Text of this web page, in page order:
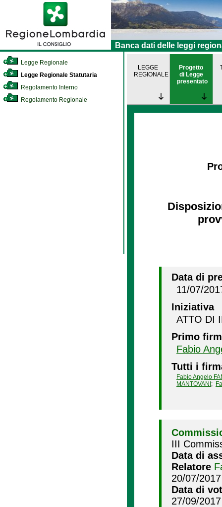
Banca dati delle leggi
Legge Regionale
Legge Regionale Statutaria
Regolamento Interno
Regolamento Regionale
LEGGE
REGIONALE
Progetto
di Legge
presentato
Data di
11/07/
Iniziativa
ATTO DI
Primo
Fabio
Tutti i
Fabio Angelo
MANTOVANI ;
III
Data di
Relatore
20/07/2017
Data di
27/09/2017